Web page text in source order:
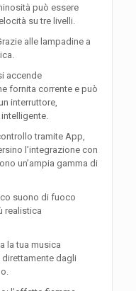
può essere
su tre livelli.
alle lampadine a
accende
fornita corrente e può
interruttore,
tramite App,
l’integrazione con
un’ampia gamma di
suono di fuoco
realistica
la tua musica
dagli